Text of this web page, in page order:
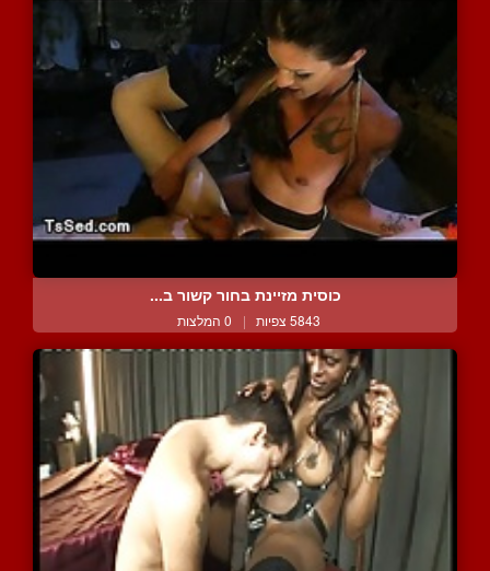
כוסית מזיינת בחור קשור ב...
5843 צפיות | 0 המלצות